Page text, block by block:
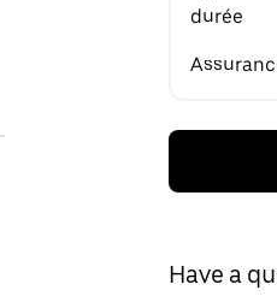
durée
Have a